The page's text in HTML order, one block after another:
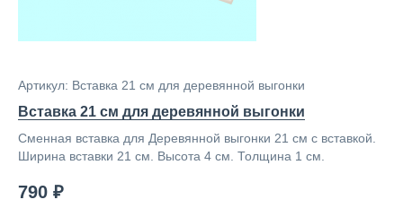
Артикул: Вставка 21 см для деревянной выгонки
Вставка 21 см для деревянной выгонки
Сменная вставка для Деревянной выгонки 21 см с вставкой.
Ширина вставки 21 см. Высота 4 см. Толщина 1 см.
790 ₽